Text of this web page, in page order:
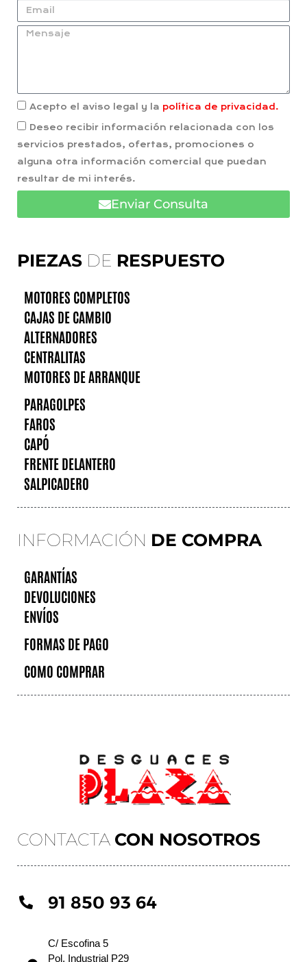
CONTACTA CON NOSOTROS
91 850 93 64
C/ Escofina 5
Pol. Industrial P29
PIEZAS DE RESPUESTO
MOTORES COMPLETOS
CAJAS DE CAMBIO
ALTERNADORES
CENTRALITAS
MOTORES DE ARRANQUE
PARAGOLPES
FAROS
CAPÓ
FRENTE DELANTERO
SALPICADERO
INFORMACIÓN DE COMPRA
GARANTÍAS
DEVOLUCIONES
ENVÍOS
FORMAS DE PAGO
COMO COMPRAR
Acepto el aviso legal y la política de privacidad.
Deseo recibir información relacionada con los
servicios prestados, ofertas, promociones o
alguna otra información comercial que puedan
resultar de mi interés.
Enviar Consulta